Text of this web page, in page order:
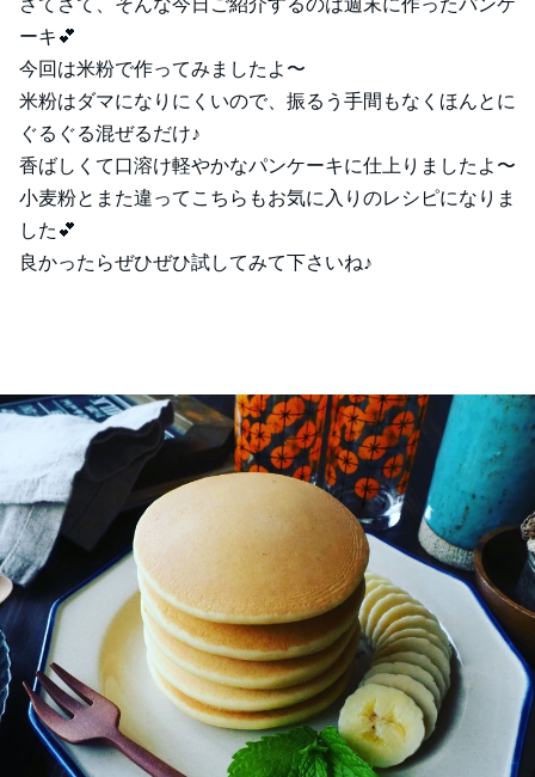
さてさて、そんな今日ご紹介するのは週末に作ったパンケ
ーキ💕
今回は米粉で作ってみましたよ〜
米粉はダマになりにくいので、振るう手間もなくほんとに
ぐるぐる混ぜるだけ♪
香ばしくて口溶け軽やかなパンケーキに仕上りましたよ〜
小麦粉とまた違ってこちらもお気に入りのレシピになりま
した💕
良かったらぜひぜひ試してみて下さいね♪